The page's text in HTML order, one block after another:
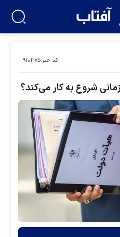
کد خبر:۹۱۰۳۷۵
شروع به کار می‌کند؟